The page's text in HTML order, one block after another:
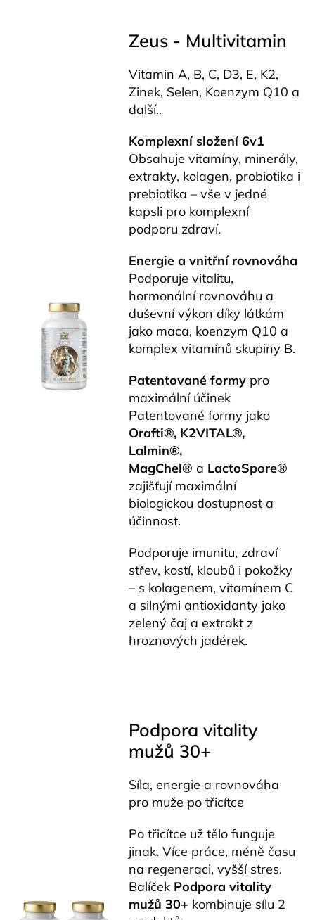
Zeus - Multivitamin
Vitamin A, B, C, D3, E, K2,
Zinek, Selen, Koenzym Q10 a
další..
Komplexní složení 6v1
Obsahuje vitamíny, minerály,
extrakty, kolagen, probiotika i
prebiotika – vše v jedné
kapsli pro komplexní
podporu zdraví.
Energie a vnitřní rovnováha
Podporuje vitalitu,
hormonální rovnováhu a
duševní výkon díky látkám
jako maca, koenzym Q10 a
komplex vitamínů skupiny B.
Patentované formypro
maximální účinek
Patentované formy jako
Orafti®, K2VITAL®,
Lalmin®,
MagChel® a LactoSpore®
zajišťují maximální
biologickou dostupnost a
účinnost.
Podporuje imunitu, zdraví
střev, kostí, kloubů i pokožky
– s kolagenem, vitamínem C
a silnými antioxidanty jako
zelený čaj a extrakt z
hroznových jadérek.
Podpora vitality
mužů 30+
Síla, energie a rovnováha
pro muže po třicítce
Po třicítce už tělo funguje
jinak. Více práce, méně času
na regeneraci, vyšší stres.
Balíček Podpora vitality
mužů 30+ kombinuje sílu 2